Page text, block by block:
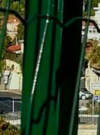
D’IDENTITÉ À
INTÉRIEURE
J’AI ÉTÉ
FRONTIÈRE
JE